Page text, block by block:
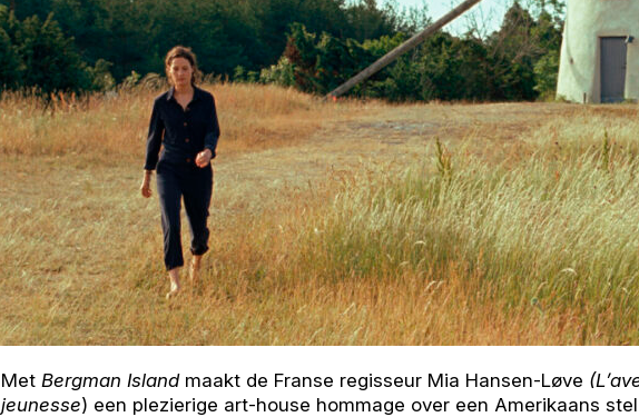
Met Bergman Island maakt de Franse regisseur Mia Hansen-Løve
jeunesse) een plezierige art-house hommage over een Amerikaans